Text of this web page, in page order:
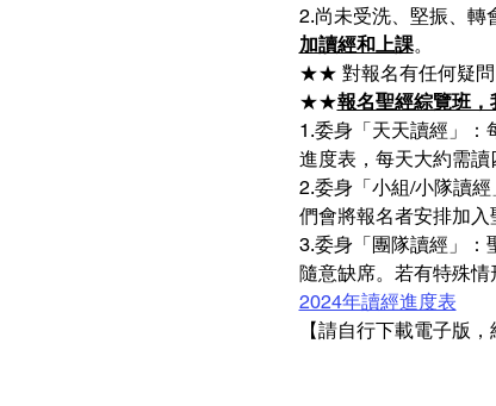
2.尚未受洗、堅振、轉
加讀經和上課。
★★ 對報名有任何疑問
★★報名聖經綜覽班
1.委身「天天讀經」：
進度表，每天大約需讀
2.委身「小組/小隊讀
們會將報名者安排加入
3.委身「團隊讀經」：
隨意缺席。若有特殊情
2024年讀經進度表
【請自行下載電子版